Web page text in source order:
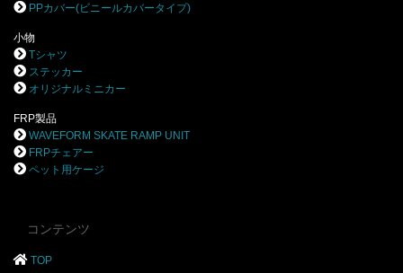
PPカバー(ビニールカバータイプ)
小物
Tシャツ
ステッカー
オリジナルミニカー
FRP製品
WAVEFORM SKATE RAMP UNIT
FRPチェアー
ペット用ケージ
コンテンツ
TOP